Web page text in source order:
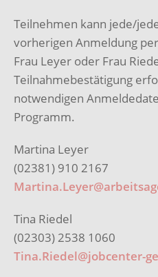
Teilnehmen kann jede/
vorherigen Anmeldung
Frau Leyer oder Frau
Teilnahmebestätigung
notwendigen
Programm.
Martina Leyer
(02381) 910 2167
Tina Riedel
(02303) 2538 1060
Tina.Riedel@jobcenter-